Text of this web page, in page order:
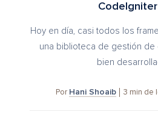
CodeIgniter
Hoy en día, casi todos los
una biblioteca de gestión
bien
Por Hani Shoaib 3 min de